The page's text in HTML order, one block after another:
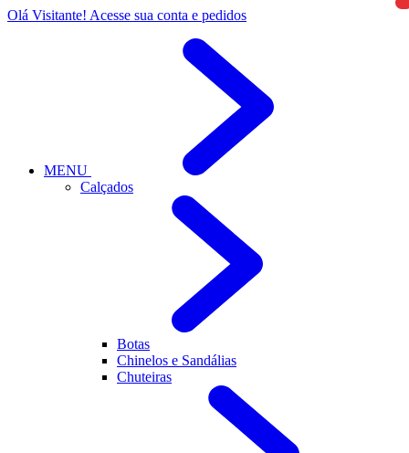
Olá Visitante! Acesse sua conta e pedidos
MENU
Calçados
Botas
Chinelos e Sandálias
Chuteiras